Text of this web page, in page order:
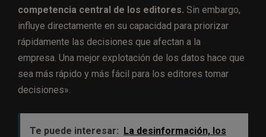
competencia central de los editores. Sin embargo,
influye directamente en su capacidad para priorizar
rápidamente las decisiones que afectan a la
empresa. Una mejor explotación de los datos hace que
sea más rápido y más fácil para los editores tomar
decisiones».
Te puede interesar: La desinformación, los